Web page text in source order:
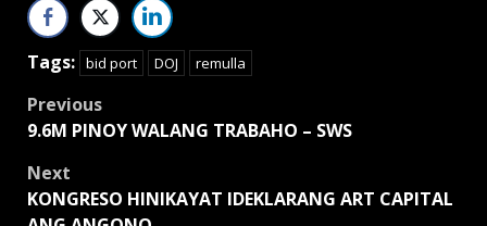
Tags: bid port DOJ remulla
Post
Previous
9.6M PINOY WALANG TRABAHO – SWS
Next
KONGRESO HINIKAYAT IDEKLARANG ART CAPITAL